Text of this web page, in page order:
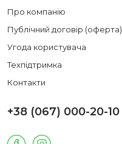
Про компанію
Публічний договір (оферта)
Угода користувача
Техпідтримка
Контакти
+38 (067) 000-20-10